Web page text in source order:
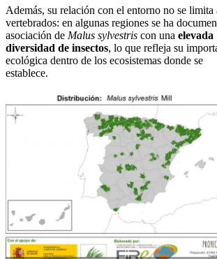
Además, su relación con el entorno no se limita
vertebrados: en algunas regiones se ha
asociación de Malus sylvestris con una elevada
diversidad de insectos, lo que refleja su
ecológica dentro de los ecosistemas donde se
establece.